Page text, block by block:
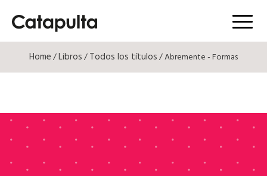
Menú
Home/Libros/Todos los títulos/ Abremente - Formas